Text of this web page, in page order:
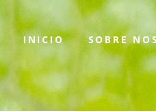
INICIO SOBRE